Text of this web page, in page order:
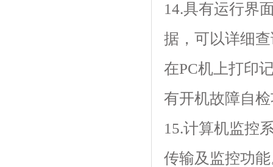
14.具有运行界面
据，可以详细
在PC机上打印
有开机故障自检功
15.计算机监控系
传输及监控功能